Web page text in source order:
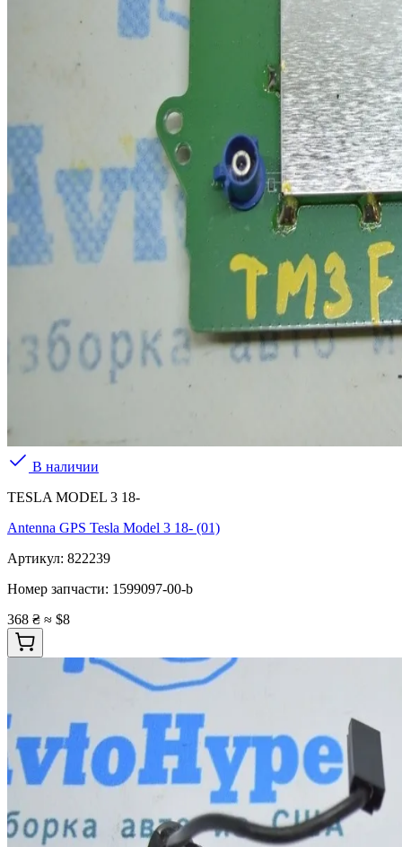
В наличии
TESLA MODEL 3 18-
Antenna GPS Tesla Model 3 18- (01)
Артикул: 822239
Номер запчасти: 1599097-00-b
368 ₴ ≈ $8